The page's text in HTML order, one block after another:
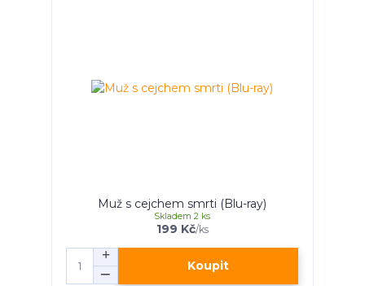
Muž s cejchem smrti (Blu-ray)
199 Kč/ks
Skladem 2 ks
Koupit